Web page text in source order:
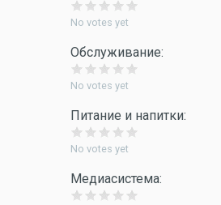
No votes yet
Обслуживание:
No votes yet
Питание и напитки:
No votes yet
Медиасистема: